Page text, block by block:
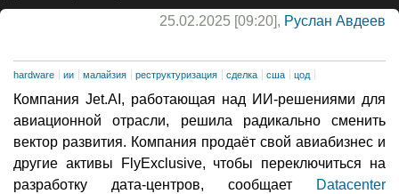
25.02.2025 [09:20], Руслан Авдеев
hardware ии малайзия реструктуризация сделка сша цод
Компания Jet.AI, работающая над ИИ-решениями для
авиационной отрасли, решила радикально сменить
вектор развития. Компания продаёт свой авиабизнес и
другие активы FlyExclusive, чтобы переключиться на
разработку дата-центров, сообщает
Datacenter